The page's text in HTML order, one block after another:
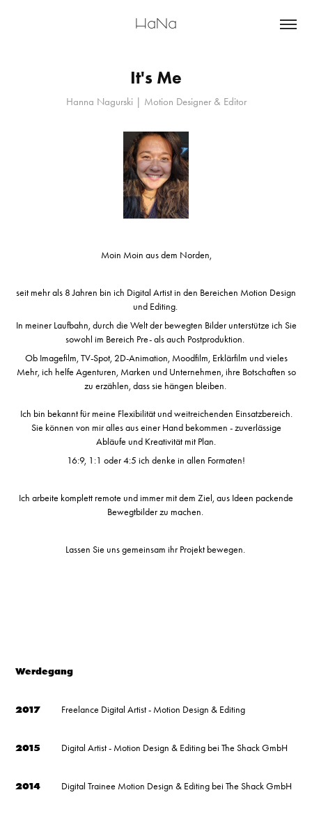
HaNa
It's Me
Hanna Nagurski | Motion Designer & Editor
Moin Moin aus dem Norden,
seit mehr als 8 Jahren bin ich Digital Artist in den Bereichen Motion Design
und Editing.
In meiner Laufbahn, durch die Welt der bewegten Bilder unterstütze ich Sie
sowohl im Bereich Pre- als auch Postproduktion.
Ob Imagefilm, TV-Spot, 2D-Animation, Moodfilm, Erklärfilm und vieles
Mehr, ich helfe Agenturen, Marken und Unternehmen, ihre Botschaften so
zu erzählen, dass sie hängen bleiben.
Ich bin bekannt für meine Flexibilität und weitreichenden Einsatzbereich.
Sie können von mir alles aus einer Hand bekommen - zuverlässige
Abläufe und Kreativität mit Plan.
16:9, 1:1 oder 4:5 ich denke in allen Formaten!
Ich arbeite komplett remote und immer mit dem Ziel, aus Ideen packende
Bewegtbilder zu machen.
Lassen Sie uns gemeinsam ihr Projekt bewegen.
Werdegang
2017 Freelance Digital Artist - Motion Design & Editing
2015 Digital Artist - Motion Design & Editing bei The Shack GmbH
2014 Digital Trainee Motion Design & Editing bei The Shack GmbH